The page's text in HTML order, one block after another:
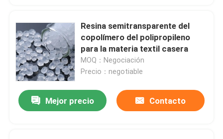
Resina semitransparente del
copolímero del polipropileno
para la materia textil casera
MOQ：Negociación
Precio：negotiable
Mejor precio Contacto